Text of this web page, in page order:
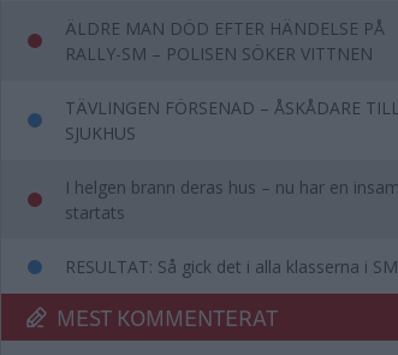
ÄLDRE MAN DÖD EFTER HÄNDELSE PÅ
RALLY-SM – POLISEN SÖKER VITTNEN
TÄVLINGEN FÖRSENAD – ÅSKÅDARE TILL
SJUKHUS
I helgen brann deras hus – nu har en
startats
RESULTAT: Så gick det i alla klasserna i SM
MEST KOMMENTERAT